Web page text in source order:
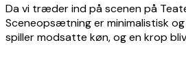
Da vi træder ind på scenen på
Sceneopsætning er minimalistisk
spiller modsatte køn, og en krop